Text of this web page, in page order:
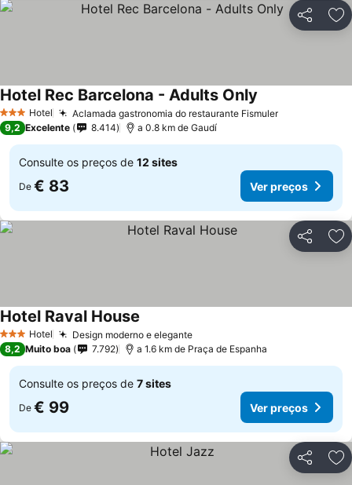
Partilhar
3 EstrelasHotel Aclamada gastronomia do restaurante FismulerVer preços
Hotel Rec Barcelona - Adults Only
9,2 Excelente 8.414 a 0.8 km de Gaudí
Consulte os preços de 12 sites
De € 83 Ver preços
Partilhar
3 EstrelasHotel Design moderno e eleganteVer preços
Hotel Raval House
8,2 Muito boa 7.792 a 1.6 km de Praça de Espanha
Consulte os preços de 7 sites
De € 99 Ver preços
Partilhar